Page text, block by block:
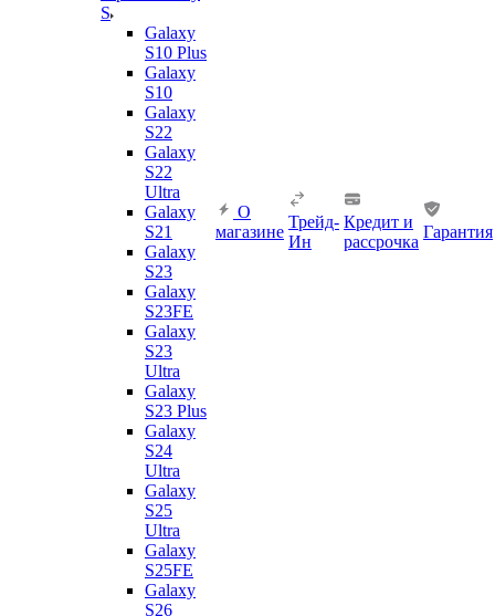
S
Galaxy
S10 Plus
Galaxy
S10
Galaxy
S22
Galaxy
S22
Ultra
Galaxy
S21
Galaxy
S23
Galaxy
S23FE
Galaxy
S23
Ultra
Galaxy
S23 Plus
Galaxy
S24
Ultra
Galaxy
S25
Ultra
Galaxy
S25FE
Galaxy
S26
О
магазине
Трейд-
Ин
Кредит и
рассрочка
Гарантия